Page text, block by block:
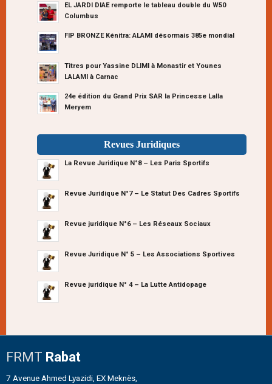
EL JARDI DIAE remporte le tableau double du W50
Columbus
FIP BRONZE Kénitra: ALAMI désormais 385e mondial
Titres pour Yassine DLIMI à Monastir et Younes
LALAMI à Carnac
24e édition du Grand Prix SAR la Princesse Lalla
Meryem
Revues Juridiques
La Revue Juridique N°8 – Les Paris Sportifs
Revue Juridique N°7 – Le Statut Des Cadres Sportifs
Revue juridique N°6 – Les Réseaux Sociaux
Revue Juridique N° 5 – Les Associations Sportives
Revue juridique N° 4 – La Lutte Antidopage
FRMT Rabat
7 Avenue Ahmed Lyazidi, EX Meknès,